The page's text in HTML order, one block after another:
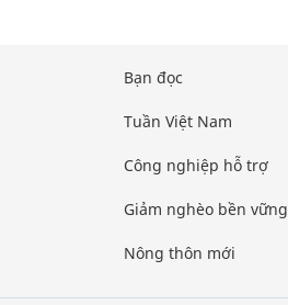
Bạn đọc
Tuần Việt Nam
Công nghiệp hỗ trợ
Giảm nghèo bền vững
Nông thôn mới